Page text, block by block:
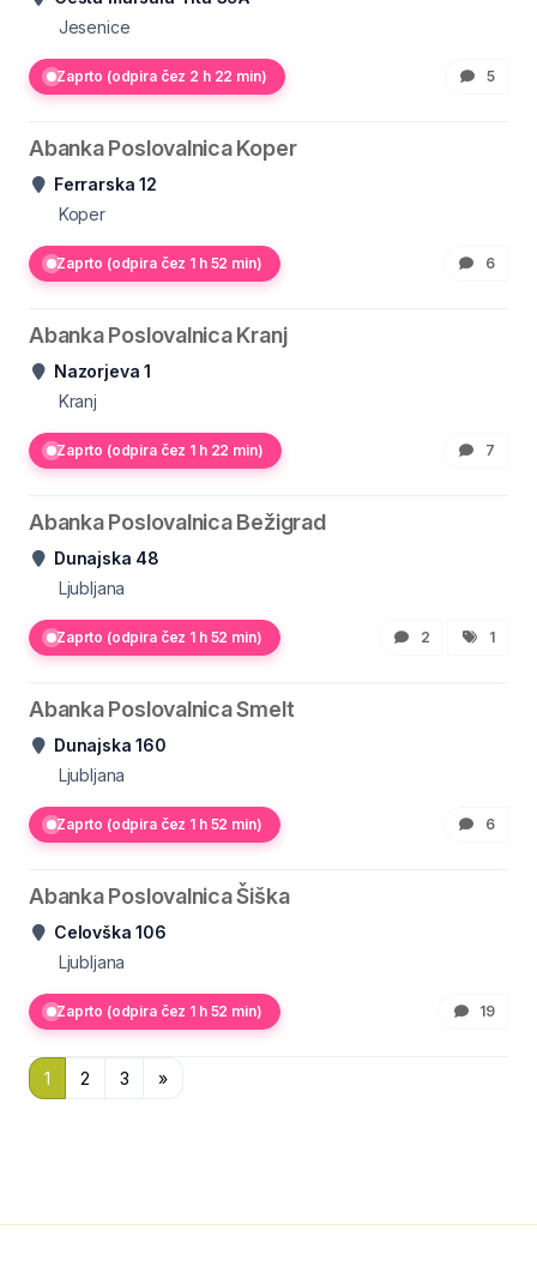
Jesenice
Zaprto (odpira čez 2 h 22 min) 5
Abanka Poslovalnica Koper
Ferrarska 12
Koper
Zaprto (odpira čez 1 h 52 min) 6
Abanka Poslovalnica Kranj
Nazorjeva 1
Kranj
Zaprto (odpira čez 1 h 22 min) 7
Abanka Poslovalnica Bežigrad
Dunajska 48
Ljubljana
Zaprto (odpira čez 1 h 52 min) 2 1
Abanka Poslovalnica Smelt
Dunajska 160
Ljubljana
Zaprto (odpira čez 1 h 52 min) 6
Abanka Poslovalnica Šiška
Celovška 106
Ljubljana
Zaprto (odpira čez 1 h 52 min) 19
1 2 3 »